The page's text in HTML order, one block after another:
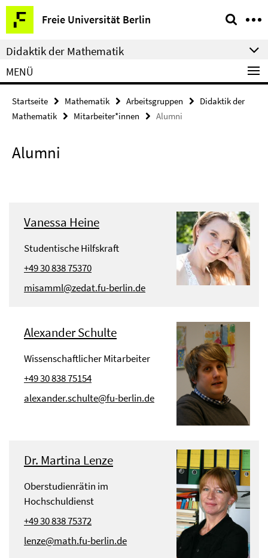
Springe
direkt
zu
Inhalt
Freie Universität Berlin
Service-
Navigation
Didaktik der Mathematik
MENÜ
Startseite Mathematik Arbeitsgruppen
Didaktik der
Mathematik
Mitarbeiter*innen Alumni
Alumni
Vanessa Heine
Studentische Hilfskraft
+49 30 838 75370
misamml@zedat.fu-berlin.de
Alexander Schulte
Wissenschaftlicher Mitarbeiter
+49 30 838 75154
alexander.schulte@fu-berlin.de
Dr. Martina Lenze
Oberstudienrätin im
Hochschuldienst
+49 30 838 75372
lenze@math.fu-berlin.de